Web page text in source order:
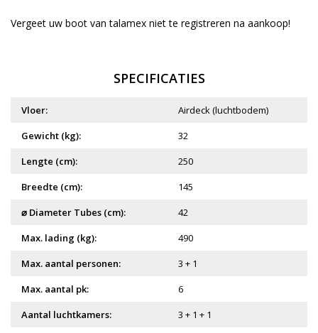
Vergeet uw boot van talamex niet te registreren na aankoop!
SPECIFICATIES
Vloer:
Airdeck (luchtbodem)
Gewicht (kg):
32
Lengte (cm):
250
Breedte (cm):
145
⌀ Diameter Tubes (cm):
42
Max. lading (kg):
490
Max. aantal personen:
3 + 1
Max. aantal pk:
6
Aantal luchtkamers:
3 + 1 + 1